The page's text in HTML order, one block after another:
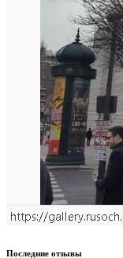
Последние отзывы